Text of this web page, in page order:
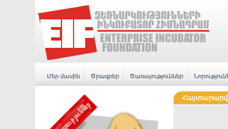
Մեր մասին Ծրագրեր Ծառայություններ